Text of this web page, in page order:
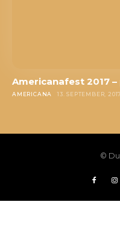
Americanafest 2017
AMERICANA 13. SEPTEMBER, 2017
©